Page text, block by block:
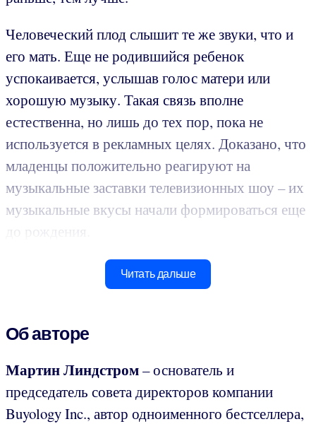
Человеческий плод слышит те же звуки, что и
его мать. Еще не родившийся ребенок
успокаивается, услышав голос матери или
хорошую музыку. Такая связь вполне
естественна, но лишь до тех пор, пока не
используется в рекламных целях. Доказано, что
младенцы положительно реагируют на
музыкальные заставки телевизионных шоу – их
музыкальные вкусы начали формироваться еще
Читать дальше
Об авторе
Мартин Линдстром– основатель и
председатель совета директоров компании
Buyology Inc., автор одноименного бестселлера,